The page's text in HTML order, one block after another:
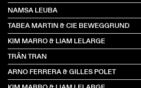
NAMSA LEUBA
TABEA MARTIN & CIE BEWEGGRUND
KIM MARRO & LIAM LELARGE
TRÂN TRAN
ARNO FERRERA & GILLES POLET